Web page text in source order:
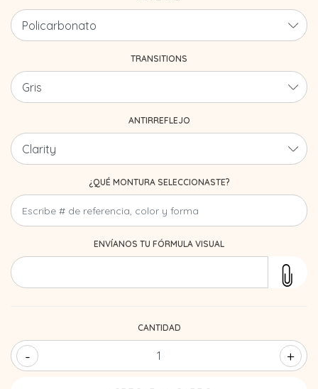
TRANSITIONS
ANTIRREFLEJO
¿QUÉ MONTURA SELECCIONASTE?
ENVÍANOS TU FÓRMULA VISUAL
CANTIDAD
- +